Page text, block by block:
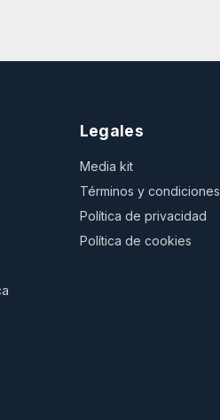
Legales
Media kit
Términos y condiciones
Política de privacidad
Política de cookies